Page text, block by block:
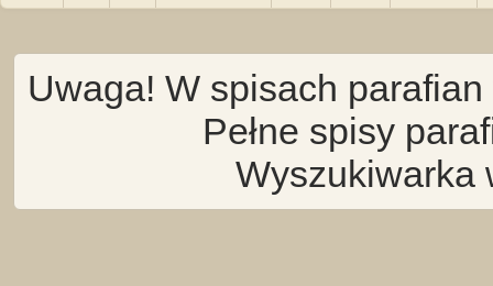
Uwaga! W spisach
Pełne spisy
Wyszukiwarka